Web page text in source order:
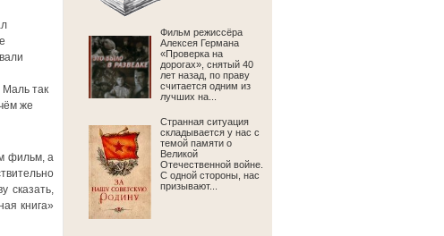
так
же
фильм, а
сказать,
книга»
Фильм режиссёра
Алексея Германа
«Проверка на
дорогах», снятый 40
лет назад, по праву
считается одним из
лучших на...
Странная ситуация
складывается у нас с
темой памяти о
Великой
Отечественной войне.
С одной стороны, нас
призывают...